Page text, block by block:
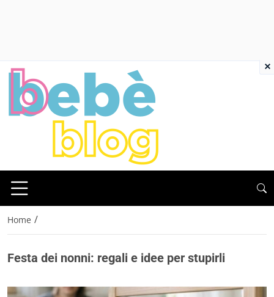
Home /
Festa dei nonni: regali e idee per stupirli
×